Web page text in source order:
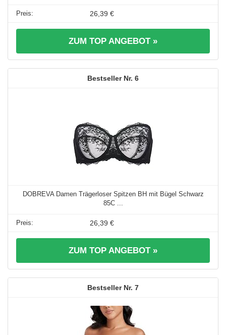
26,39 €
ZUM TOP ANGEBOT »
6
DOBREVA Damen Trägerloser Spitzen BH mit Bügel Schwarz
85C ...
26,39 €
ZUM TOP ANGEBOT »
7